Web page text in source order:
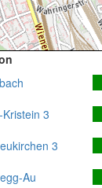
Kristein 3
3
Au